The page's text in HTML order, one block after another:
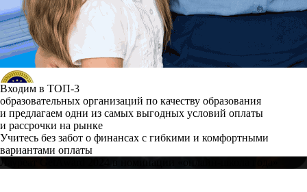
Входим в ТОП-3
образовательных организаций по качеству образования
и предлагаем одни из самых выгодных условий оплаты
и рассрочки на рынке
Учитесь без забот о финансах с гибкими и комфортными
вариантами оплаты
Лауреат GetAward 2024 в номинации «онлайн-школа года»